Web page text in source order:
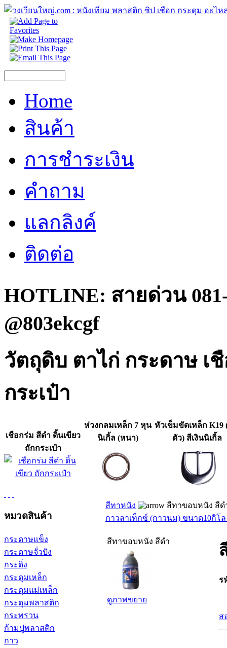
Home
สินค้า
การชำระเงิน
คำถาม
แลกลิงค์
ติดต่อ
HOTLINE: สายด่วน
@803ekcgf
วัตถุดิบ ตาไก่ กระดาษ เ
กระเป๋า
เชือกร่ม สีดำ ดิ้นเขียว
ถักกระเป๋า
ห่วงกลมเหล็ก 7 หุน
นิเกิ้ล (หนา)
หัวเข็มขัดเหล็ก K19
ตัว) สีเงินนิเกิ้ล
หมวดสินค้า
กระดาษแข็ง
กระดาษจั่วปัง
กระดิ่ง
กระดุมเหล็ก
กระดุมแม่เหล็ก
กระดุมพลาสติก
กระพรวน
ก้ามปูพลาสติก
กาว
สีทาหนัง
สีทาขอบหนัง สีด
กาวลาเท็กซ์ (กาวนม) ขนาด10กิโ
สีทาขอบหนัง สีดำ
ดูภาพขยาย
ร
ส